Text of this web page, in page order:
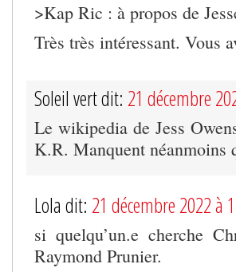
>Kap Ric : à propos de
Très très intéressant. Vous
Soleil vert dit: 21 décembre
Le wikipedia de Jess
K.R. Manquent néanmoins
Lola dit: 21 décembre 2022 à
si quelqu’un.e cherche
Raymond Prunier.